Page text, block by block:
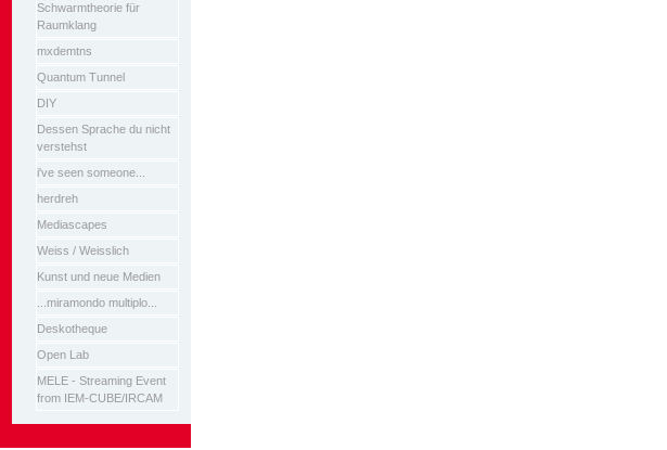
Schwarmtheorie für
Raumklang
mxdemtns
Quantum Tunnel
DIY
Dessen Sprache du nicht
verstehst
i've seen someone...
herdreh
Mediascapes
Weiss / Weisslich
Kunst und neue Medien
...miramondo multiplo...
Deskotheque
Open Lab
MELE - Streaming Event
from IEM-CUBE/IRCAM